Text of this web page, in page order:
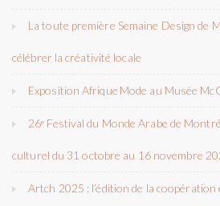
La toute première Semaine Design de
célébrer la créativité locale
Exposition Afrique Mode au Musée
26ᵉ Festival du Monde Arabe de
culturel du 31 octobre au 16 novembre
Artch 2025 : l’édition de la coopération